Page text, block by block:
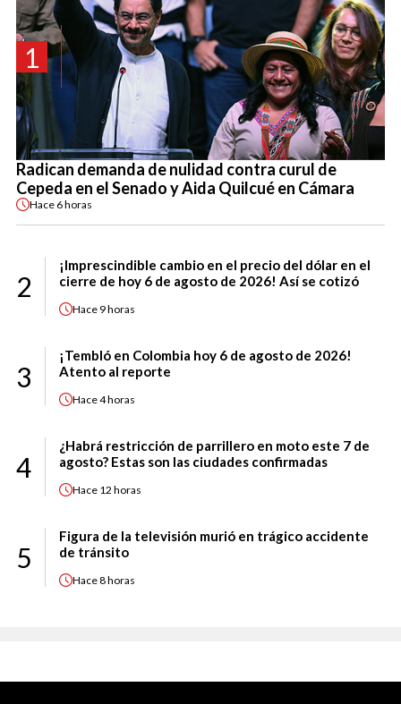
1
Radican demanda de nulidad contra curul de
Cepeda en el Senado y Aida Quilcué en Cámara
Hace 6 horas
2
¡Imprescindible cambio en el precio del dólar en el
cierre de hoy 6 de agosto de 2026! Así se cotizó
Hace 9 horas
3
¡Tembló en Colombia hoy 6 de agosto de 2026!
Atento al reporte
Hace4 horas
4
¿Habrá restricción de parrillero en moto este 7 de
agosto? Estas son las ciudades confirmadas
Hace 12 horas
5
Figura de la televisión murió en trágico accidente
de tránsito
Hace8 horas